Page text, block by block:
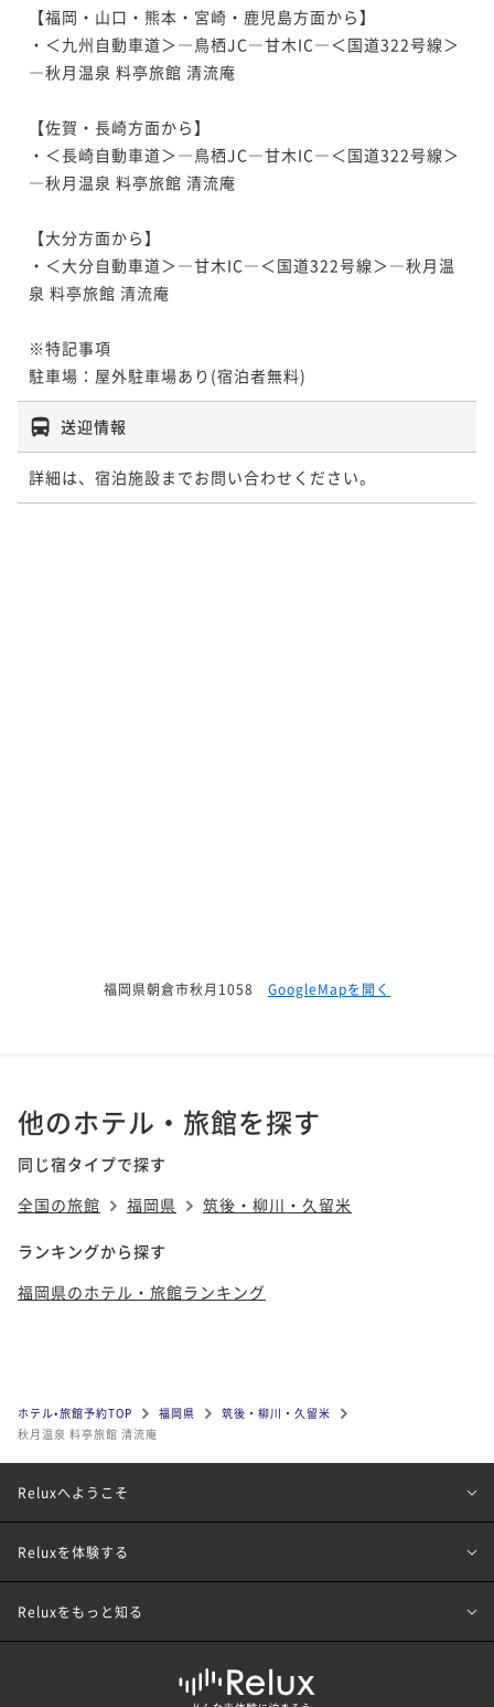
【福岡・山口・熊本・宮崎・鹿児島方面から】
・＜九州自動車道＞―鳥栖JC―甘木IC―＜国道322号線＞
―秋月温泉 料亭旅館 清流庵
【佐賀・長崎方面から】
・＜長崎自動車道＞―鳥栖JC―甘木IC―＜国道322号線＞
―秋月温泉 料亭旅館 清流庵
【大分方面から】
・＜大分自動車道＞―甘木IC―＜国道322号線＞―秋月温
泉 料亭旅館 清流庵
※特記事項
駐車場：屋外駐車場あり(宿泊者無料)
送迎情報
詳細は、宿泊施設までお問い合わせください。
福岡県朝倉市秋月1058 GoogleMapを開く
他のホテル・旅館を探す
同じ宿タイプで探す
全国の旅館
福岡県 筑後・柳川・久留米
ランキングから探す
福岡県のホテル・旅館ランキング
ホテル•旅館予約TOP 福岡県
筑後・柳川・久留米
秋月温泉 料亭旅館 清流庵
Reluxへようこそ
Reluxを体験する
Reluxをもっと知る